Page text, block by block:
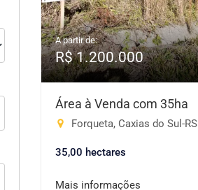
A partir de:
R$ 1.200.000
Área à Venda com 35ha
Forqueta, Caxias do Sul-RS
35,00 hectares
Mais informações